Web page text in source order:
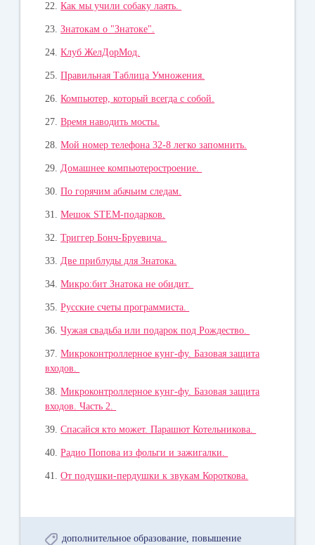
22.Как мы учили собаку лаять.
23.Знатокам о "Знатоке".
24.Клуб ЖелДорМод.
25.Правильная Таблица Умножения.
26.Компьютер, который всегда с собой.
27.Время наводить мосты.
28.Мой номер телефона 32-8 легко запомнить.
29.Домашнее компьютеростроение.
30.По горячим абачьим следам.
31.Мешок STEM-подарков.
32.Триггер Бонч-Бруевича.
33.Две приблуды для Знатока.
34.Микро:бит Знатока не обидит.
35.Русские счеты программиста.
36.Чужая свадьба или подарок под Рождество.
37.Микроконтроллерное кунг-фу. Базовая защита
входов.
38.Микроконтроллерное кунг-фу. Базовая защита
входов. Часть 2.
39.Спасайся кто может. Парашют Котельникова.
40.Радио Попова из фольги и зажигалки.
41.От подушки-пердушки к звукам Короткова.
дополнительное образование повышение